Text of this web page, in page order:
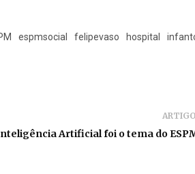
espmsocial felipevaso hospital
Artificial foi o tema do